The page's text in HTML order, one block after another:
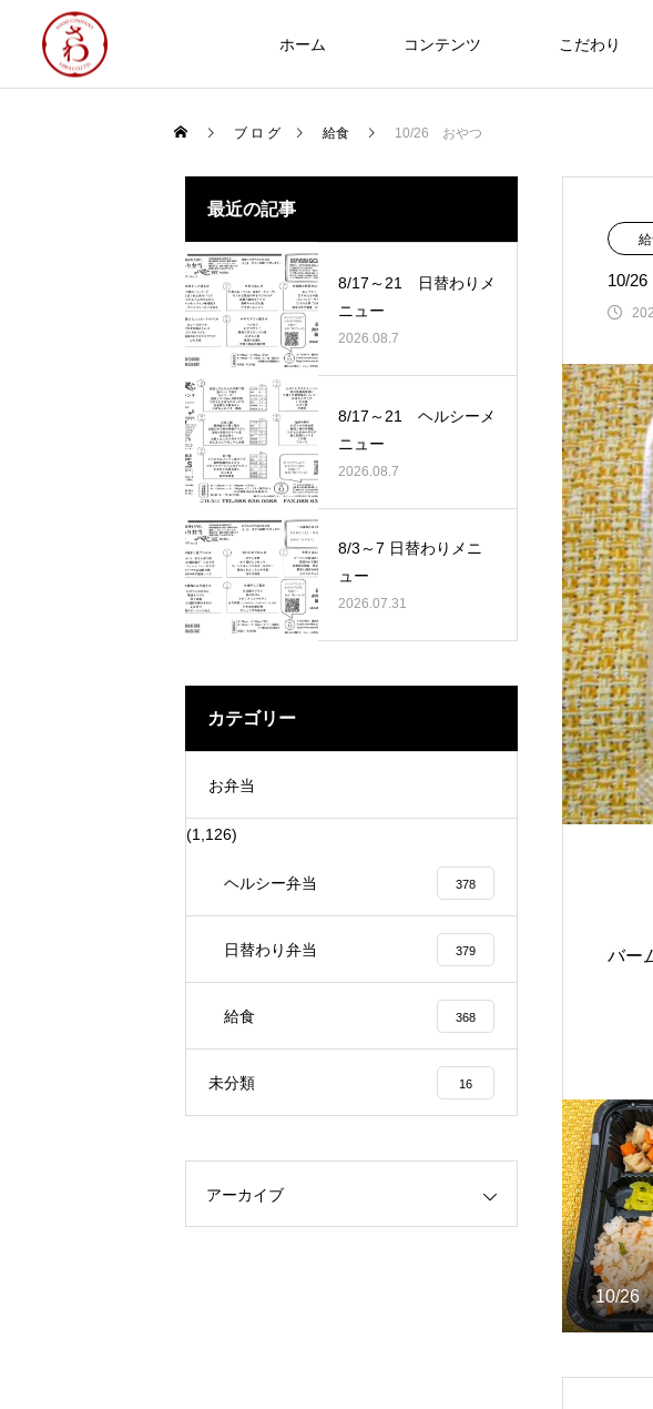
ホーム コンテンツ こだわり
植に 行って来ました。
Thoughts on
food
2025年 食品衛生優良施設 厚生労働大臣賞受
賞 表彰を賜りました。
NEW
8/17～21 日替わりメニュー
2026.08.07
NEW
8/17～
ブ ロ グ 給食 10/26 おやつ
10/
バー
10/26
最近の記事
8/17～21 日替わりメ
ニュー
2026.08.7
8/17～21 ヘルシーメ
ニュー
2026.08.7
8/3～7 日替わりメニ
ュー
2026.07.31
カテゴリー
お弁当
(1,126)
ヘルシー弁当 378
日替わり弁当 379
給食 368
未分類 16
アーカイブ